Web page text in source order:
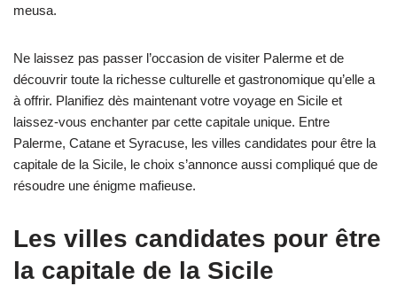
meusa.
Ne laissez pas passer l’occasion de visiter Palerme et de
découvrir toute la richesse culturelle et gastronomique qu’elle a
à offrir. Planifiez dès maintenant votre voyage en Sicile et
laissez-vous enchanter par cette capitale unique. Entre
Palerme, Catane et Syracuse, les villes candidates pour être la
capitale de la Sicile, le choix s’annonce aussi compliqué que de
résoudre une énigme mafieuse.
Les villes candidates pour être
la capitale de la Sicile